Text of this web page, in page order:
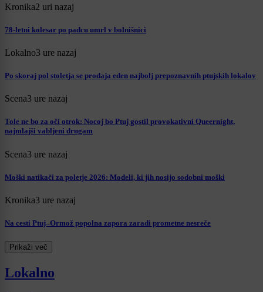
Kronika2 uri nazaj
78-letni kolesar po padcu umrl v bolnišnici
Lokalno3 ure nazaj
Po skoraj pol stoletja se prodaja eden najbolj prepoznavnih ptujskih lokalov
Scena3 ure nazaj
Tole ne bo za oči otrok: Nocoj bo Ptuj gostil provokativni Queernight,
najmlajši vabljeni drugam
Scena3 ure nazaj
Moški natikači za poletje 2026: Modeli, ki jih nosijo sodobni moški
Kronika3 ure nazaj
Na cesti Ptuj–Ormož popolna zapora zaradi prometne nesreče
Prikaži več
Lokalno